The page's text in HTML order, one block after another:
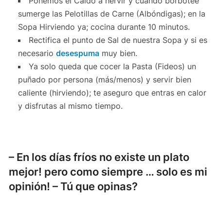
sumerge las Pelotillas de Carne (Albóndigas); en la
Sopa Hirviendo ya; cocina durante 10 minutos.
Rectifica el punto de Sal de nuestra Sopa y si es
necesariodesespuma muy bien.
Ya solo queda que cocer la Pasta (Fideos) un
puñado por persona (más/menos) y servir bien
caliente (hirviendo); te aseguro que entras en calor
y disfrutas al mismo tiempo.
– En los días fríos no existe un plato
mejor! pero como siempre … solo es mi
opinión! – Tú que opinas?